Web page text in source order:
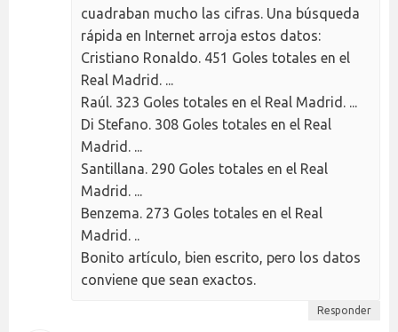
cuadraban mucho las cifras. Una búsqueda
rápida en Internet arroja estos datos:
Cristiano Ronaldo. 451 Goles totales en el
Real Madrid. ...
Raúl. 323 Goles totales en el Real Madrid. ...
Di Stefano. 308 Goles totales en el Real
Madrid. ...
Santillana. 290 Goles totales en el Real
Madrid. ...
Benzema. 273 Goles totales en el Real
Madrid. ..
Bonito artículo, bien escrito, pero los datos
conviene que sean exactos.
Responder